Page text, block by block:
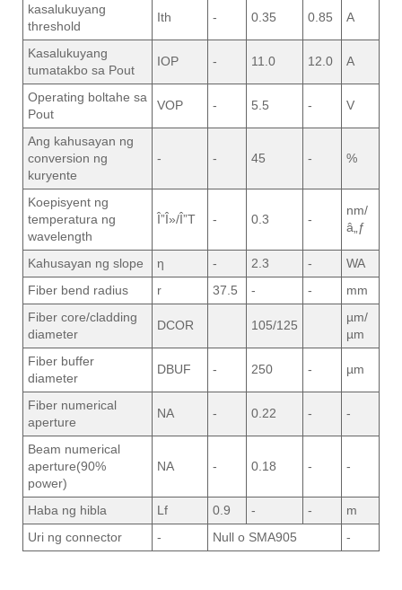
kasalukuyang
threshold
Ith - 0.35 0.85 A
Kasalukuyang
tumatakbo sa Pout
IOP - 11.0 12.0 A
Operating boltahe sa
Pout
VOP - 5.5 - V
Ang kahusayan ng
conversion ng
kuryente
- - 45 - %
Koepisyent ng
temperatura ng
wavelength
Î”Î»/Î”T - 0.3 -
nm/
â„ƒ
Kahusayan ng slope η - 2.3 -
WA
Fiber bend radius
r 37.5 - -
mm
Fiber core/cladding
diameter
DCOR 105/125
µm/
µm
Fiber buffer
diameter
DBUF - 250 - µm
Fiber numerical
aperture
NA - 0.22 - -
Beam numerical
aperture(90%
power)
NA - 0.18 - -
Haba ng hibla Lf 0.9 - -
m
Uri ng connector
- Null o SMA905 -